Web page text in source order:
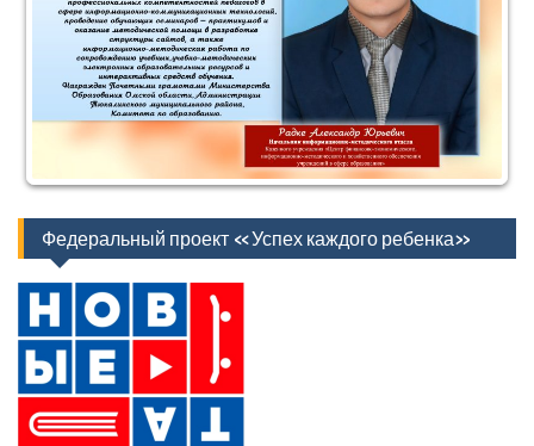
Федеральный проект «Успех каждого ребенка»